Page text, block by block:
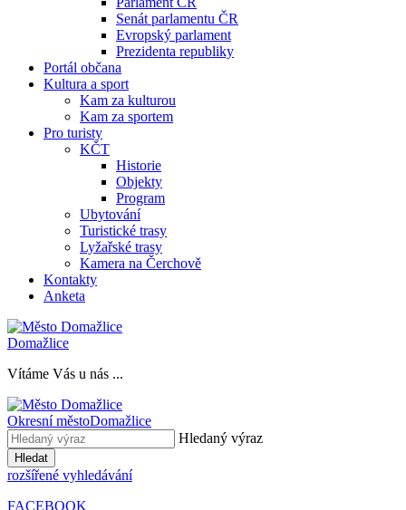
Senát parlamentu ČR
Evropský parlament
Prezidenta republiky
Portál občana
Kultura a sport
Kam za kulturou
Kam za sportem
Pro turisty
KČT
Historie
Objekty
Program
Ubytování
Turistické trasy
Lyžařské trasy
Kamera na Čerchově
Kontakty
Anketa
Domažlice
Vítáme Vás u nás ...
Okresní městoDomažlice
Hledaný výraz
Hledat
rozšířené vyhledávání
FACEBOOK